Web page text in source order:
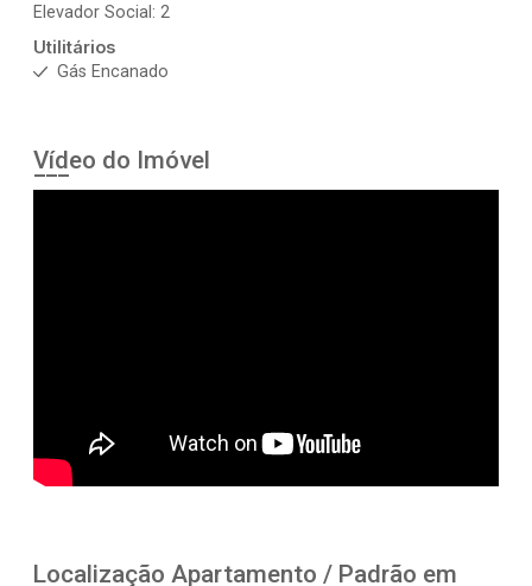
Elevador Social: 2
Utilitários
Gás Encanado
Vídeo do Imóvel
Localização Apartamento / Padrão em